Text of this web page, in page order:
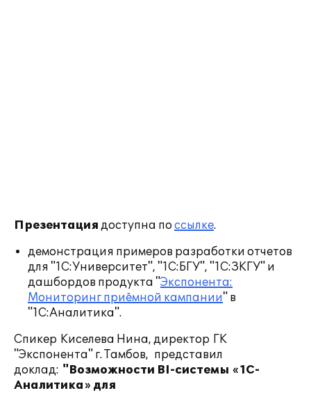
Презентация доступна по ссылке.
демонстрация примеров разработки отчетов
для "1С:Университет", "1С:БГУ", "1С:ЗКГУ" и
дашбордов продукта "Экспонента:
Мониторинг приёмной кампании" в
"1С:Аналитика".
Спикер Киселева Нина, директор ГК
"Экспонента" г. Тамбов, представил
доклад: "Возможности BI-системы «1С-
Аналитика» для